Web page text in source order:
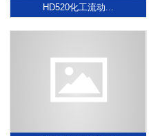
HD520化工流动...